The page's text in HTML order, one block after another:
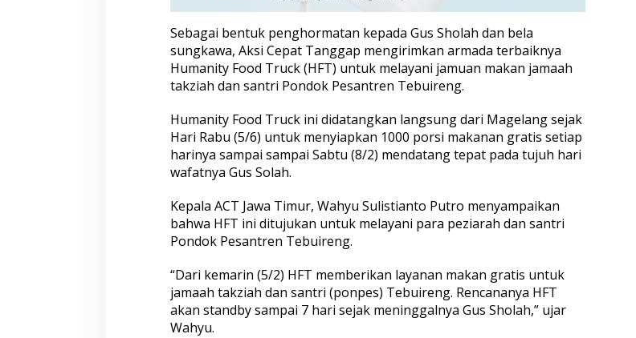
n
t
u
k
m
a
h
T
k
z
a
W
a
f
Sebagai bentuk penghormatan kepada Gus Sholah dan bela
sungkawa, Aksi Cepat Tanggap mengirimkan armada terbaiknya
Humanity Food Truck (HFT) untuk melayani jamuan makan jamaah
takziah dan santri Pondok Pesantren Tebuireng.
Humanity Food Truck ini didatangkan langsung dari Magelang sejak
Hari Rabu (5/6) untuk menyiapkan 1000 porsi makanan gratis setiap
harinya sampai sampai Sabtu (8/2) mendatang tepat pada tujuh hari
wafatnya Gus Solah.
Kepala ACT Jawa Timur, Wahyu Sulistianto Putro menyampaikan
bahwa HFT ini ditujukan untuk melayani para peziarah dan santri
Pondok Pesantren Tebuireng.
“Dari kemarin (5/2) HFT memberikan layanan makan gratis untuk
jamaah takziah dan santri (ponpes) Tebuireng. Rencananya HFT
akan standby sampai 7 hari sejak meninggalnya Gus Sholah,” ujar
Wahyu.